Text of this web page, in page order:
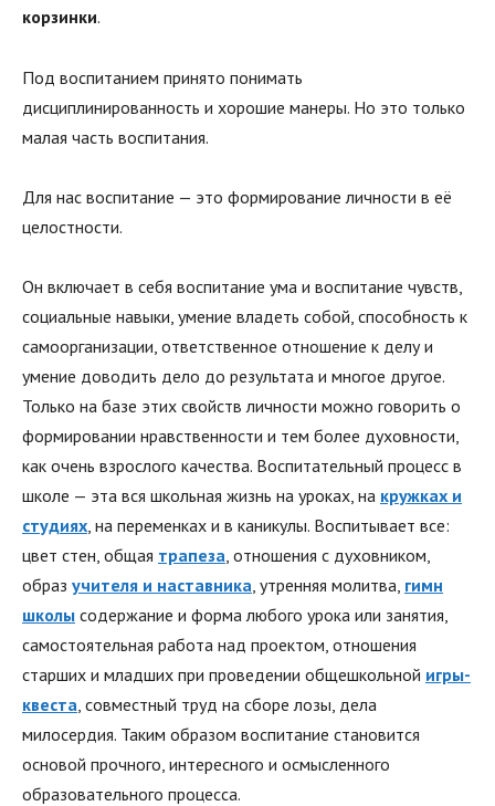
корзинки.
Под воспитанием принято понимать
дисциплинированность и хорошие манеры. Но это только
малая часть воспитания.
Для нас воспитание — это формирование личности в её
целостности.
Он включает в себя воспитание ума и воспитание чувств,
социальные навыки, умение владеть собой, способность к
самоорганизации, ответственное отношение к делу и
умение доводить дело до результата и многое другое.
Только на базе этих свойств личности можно говорить о
формировании нравственности и тем более духовности,
как очень взрослого качества. Воспитательный процесс в
школе — эта вся школьная жизнь на уроках, на кружках и
студиях , на переменках и в каникулы. Воспитывает все:
цвет стен, общая трапеза , отношения с духовником,
образ учителя и наставника , утренняя молитва, гимн
школы содержание и форма любого урока или занятия,
самостоятельная работа над проектом, отношения
старших и младших при проведении общешкольной игры-
квеста , совместный труд на сборе лозы, дела
милосердия. Таким образом воспитание становится
основой прочного, интересного и осмысленного
образовательного процесса.